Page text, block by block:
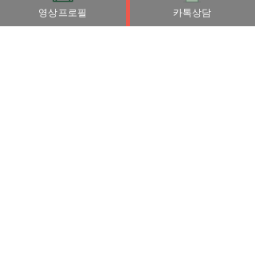
그래서 이 가게 과일은 더 싱싱해 보이고 신선
영상프로필 카톡상담